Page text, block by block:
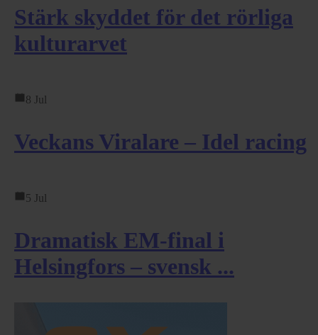
Stärk skyddet för det rörliga
kulturarvet
8 Jul
Veckans Viralare – Idel racing
5 Jul
Dramatisk EM-final i
Helsingfors – svensk ...